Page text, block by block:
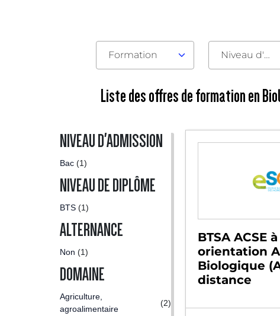
Formation Niveau d'admission
Liste des offres de formation en
NIVEAU D'ADMISSION
Bac (1)
NIVEAU DE DIPLÔME
BTS (1)
ALTERNANCE
Non (1)
DOMAINE
Agriculture,
agroalimentaire
(2)
BTSA ACSE à
orientation
Biologique
distance